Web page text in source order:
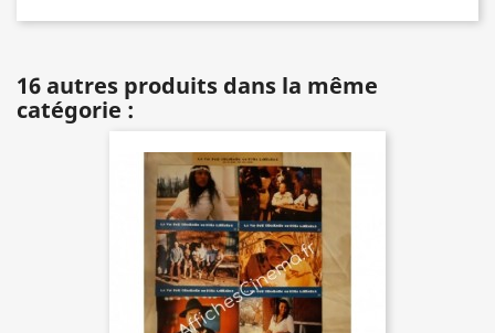
16 autres produits dans la même
catégorie :